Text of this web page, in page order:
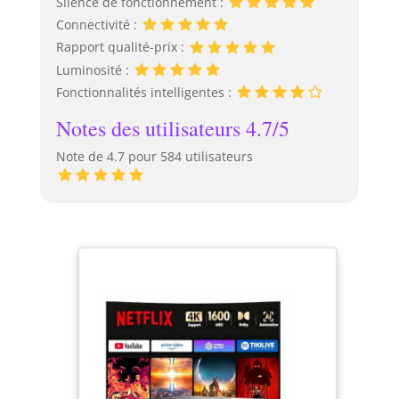
Connectivité :
Rapport qualité-prix :
Luminosité :
Fonctionnalités intelligentes :
Notes des utilisateurs 4.7/5
Note de 4.7 pour 584 utilisateurs